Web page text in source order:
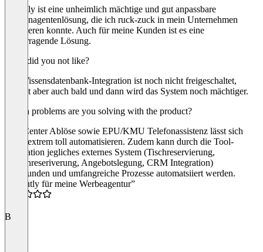
Fluently ist eine unheimlich mächtige und gut anpassbare
Telefonagentenlösung, die ich ruck-zuck in mein Unternehmen
integrieren konnte. Auch für meine Kunden ist es eine
hervorragende Lösung.
What did you not like?
Die Wissensdatenbank-Integration ist noch nicht freigeschaltet,
kommt aber auch bald und dann wird das System noch mächtiger.
Which problems are you solving with the product?
Call-Center Ablöse sowie EPU/KMU Telefonassistenz lässt sich
damit extrem toll automatisieren. Zudem kann durch die Tool-
Integration jegliches externes System (Tischreservierung,
Terminreseriverung, Angebotslegung, CRM Integration)
angebunden und umfangreiche Prozesse automatsiiert werden.
“Fluently für meine Werbeagentur”
B